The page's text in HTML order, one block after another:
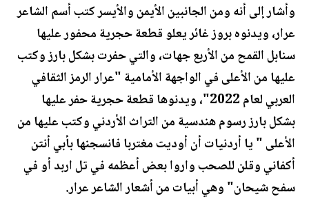
وأشار إلى أنه ومن الجانبين الأيمن والأيسر كتب أسم الشاعر
عرار، ويدنوه بروز غائر يعلو قطعة حجرية محفور عليها
سنابل القمح من الأربع جهات، والتي حفرت بشكل بارز وكتب
عليها من الأعلى في الواجهة الأمامية "عرار الرمز الثقافي
العربي لعام 2022"، ويدنوها قطعة حجرية حفر عليها
بشكل بارز رسوم هندسية من التراث الأردني وكتب عليها من
الأعلى " يا أردنيات أن أوديت مغتربا فانسجنها بأبي أنتن
أكفاني وقلن للصحب واروا بعض أعظمه في تل اربد أو في
سفح شيحان" وهي أبيات من أشعار الشاعر عرار.